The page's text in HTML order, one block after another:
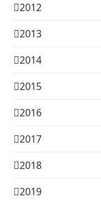
2012
2013
2014
2015
2016
2017
2018
2019